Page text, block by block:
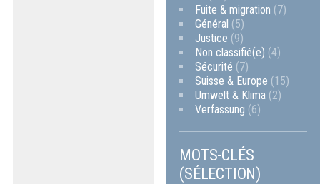
Fuite & migration (7)
Général (5)
Justice (9)
Non classifié(e) (4)
Sécurité (7)
Suisse & Europe (15)
Umwelt & Klima (2)
Verfassung (6)
MOTS-CLÉS
(SÉLECTION)